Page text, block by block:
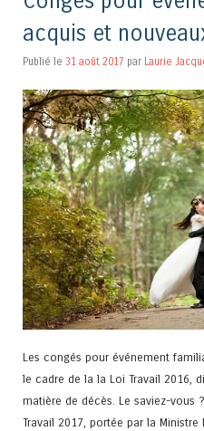
acquis et
Publié le 31 août 2017 par Laurie
Les congés pour événement
le cadre de la la Loi Travail 2016,
matière de décès. Le saviez-vous
Travail 2017, portée par la Ministre